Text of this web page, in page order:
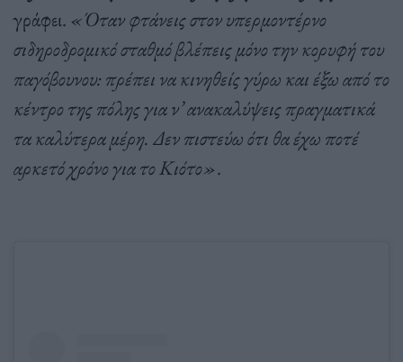
γράφει. «Όταν φτάνεις στον υπερμοντέρνο
σιδηροδρομικό σταθμό βλέπεις μόνο την κορυφή του
παγόβουνου: πρέπει να κινηθείς γύρω και έξω από το
κέντρο της πόλης για ν’ ανακαλύψεις πραγματικά
τα καλύτερα μέρη. Δεν πιστεύω ότι θα έχω ποτέ
αρκετό χρόνο για το Κιότο».